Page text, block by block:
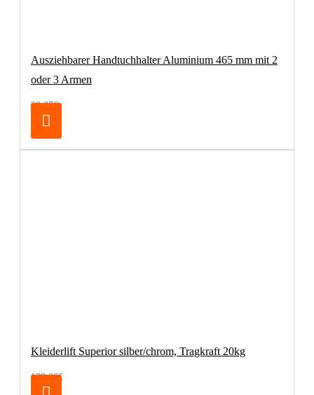
Ausziehbarer Handtuchhalter Aluminium 465 mm mit 2
oder 3 Armen
29,37€
Kleiderlift Superior silber/chrom, Tragkraft 20kg
138,66€